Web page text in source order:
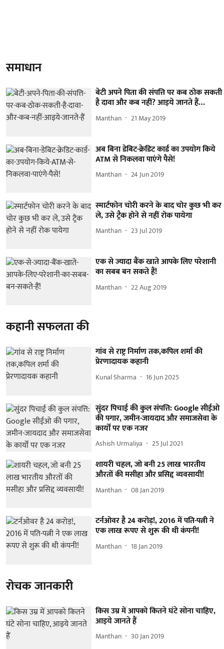
समाधान
बेटी अपने पिता की संपत्ति पर कब ठोक सकती
है दावा और कब नहीं? आइये जानते हैं…
Manthan 21 May 2019
अब बिना डेबिट-क्रेडिट कार्ड का उपयोग किये
ATM से निकलवा पाएंगे पैसे!
Manthan 24 Jun 2019
स्मार्टफोन चोरी करने के बाद चोर कुछ भी कर
ले, उसे ट्रैक होने से नहीं रोक पायेगा
Manthan 23 Jul 2019
एक से ज्यादा बैंक खाते आपके लिए परेशानी
का सबब बन सकते हैं!
Manthan 22 Aug 2019
कहानी सफलता की
गांव से राष्ट्र निर्माण तक,कपिल शर्मा की
प्रेरणादायक कहानी
Kunal Sharma 16 Jun 2025
सुंदर पिचाई की कुल संपत्ति: Google सीईओ
की पगार, जमीन-जायदाद और समाजसेवा के
कार्यों पर एक नजर
Ashish Urmaliya 25 Jul 2021
शायरी चहल, जो बनी 25 लाख भारतीय
औरतों की मसीहा और प्रसिद्द व्यवसायी!
Manthan 08 Jan 2019
टर्नओवर है 24 करोड़!, 2016 में पति-पत्नी ने
एक लाख रूपए से शुरू की थी कंपनी!
Manthan 18 Jan 2019
रोचक जानकारी
किस उम्र में आपको कितने घंटे सोना चाहिए,
आइये जानते हैं
Manthan 30 Jan 2019